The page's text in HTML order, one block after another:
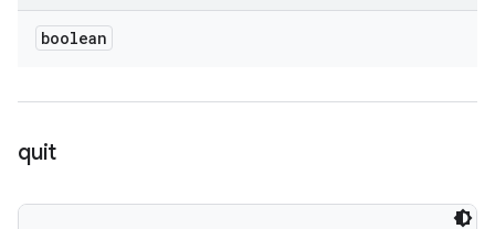
boolean
quit